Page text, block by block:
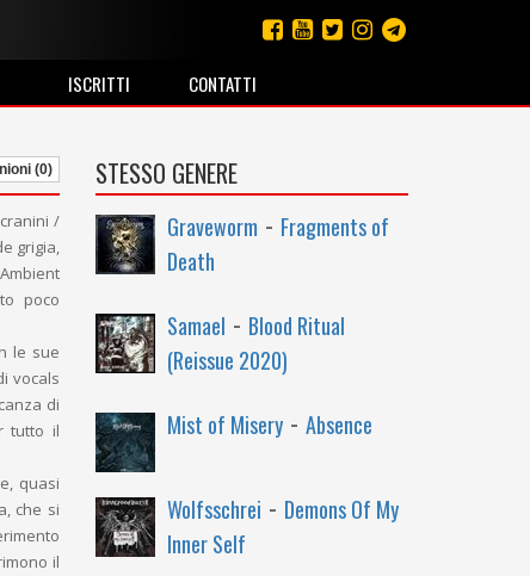
ISCRITTI CONTATTI
(0)
/
grigia,
poco
le sue
vocals
di
tutto il
quasi
che si
il
STESSO GENERE
Graveworm - Fragments of
Death
Samael - Blood Ritual
(Reissue 2020)
Mist of Misery- Absence
Wolfsschrei - Demons Of My
Inner Self